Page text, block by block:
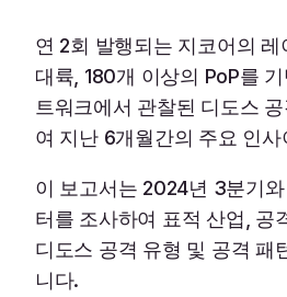
연 2회 발행되는 지코어의
대륙, 180개 이상의 PoP를
트워크에서 관찰된 디도스
여 지난 6개월간의 주요 인
이 보고서는 2024년 3분기
터를 조사하여 표적 산업, 공
디도스 공격 유형 및 공격 패
니다.